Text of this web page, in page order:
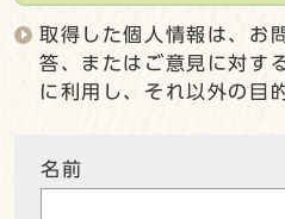
取得した個人情報は、お
答、またはご意見に対す
に利用し、それ以外の目
名前